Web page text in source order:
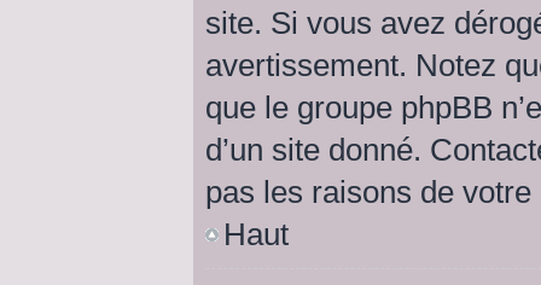
site. Si vous avez
avertissement. Notez
que le groupe phpBB
d’un site donné.
pas les raisons de
Haut